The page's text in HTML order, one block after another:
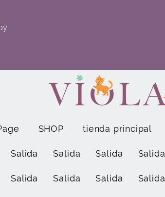
SHOP tienda principal
Salida Salida Salida Salida
Salida Salida Salida Salida